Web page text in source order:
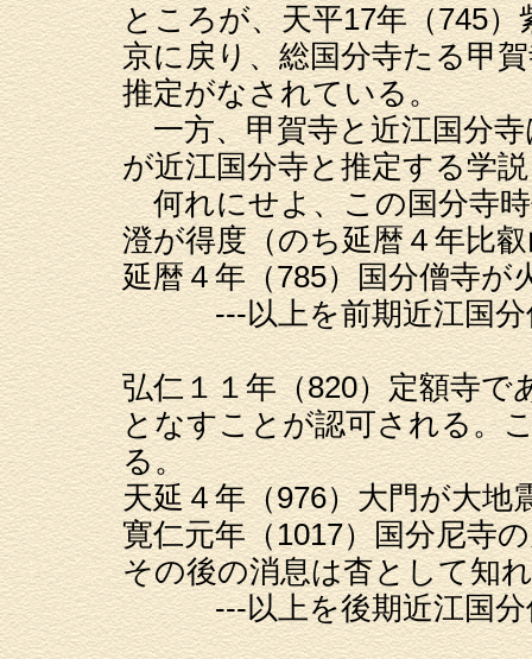
ところが、天平17年（745
京に戻り、総国分寺たる甲
推定がなされている。
一方、甲賀寺と近江国分寺
が近江国分寺と推定する学
何れにせよ、この国分寺時
澄が得度（のち延暦４年比
延暦４年（785）国分僧寺が
---以上を前期近江国分僧
弘仁１１年（820）定額寺で
となすことが認可される。
る。
天延４年（976）大門が大地
寛仁元年（1017）国分尼寺
その後の消息は杳として知
---以上を後期近江国分僧